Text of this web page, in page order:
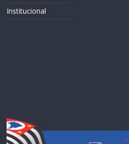
Institucional